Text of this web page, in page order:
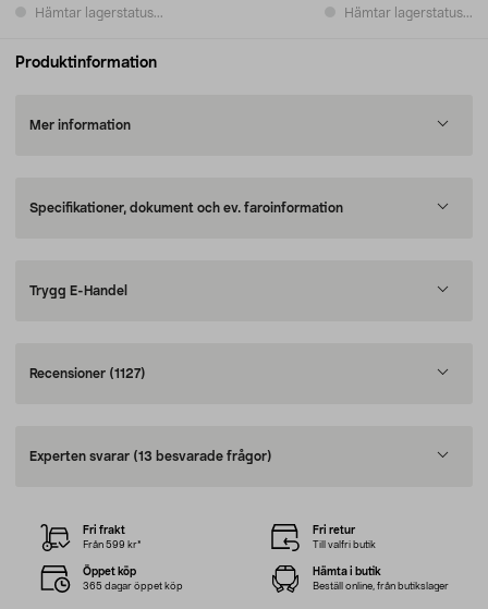
Hämtar lagerstatus... Hämtar lagerstatus...
Produktinformation
Mer information
Specifikationer, dokument och ev. faroinformation
Trygg E-Handel
Recensioner (1127)
Experten svarar (13 besvarade frågor)
Fri frakt
Från 599 kr*
Fri retur
Till valfri butik
Öppet köp
365 dagar öppet köp
Hämta i butik
Beställ online, från butikslager